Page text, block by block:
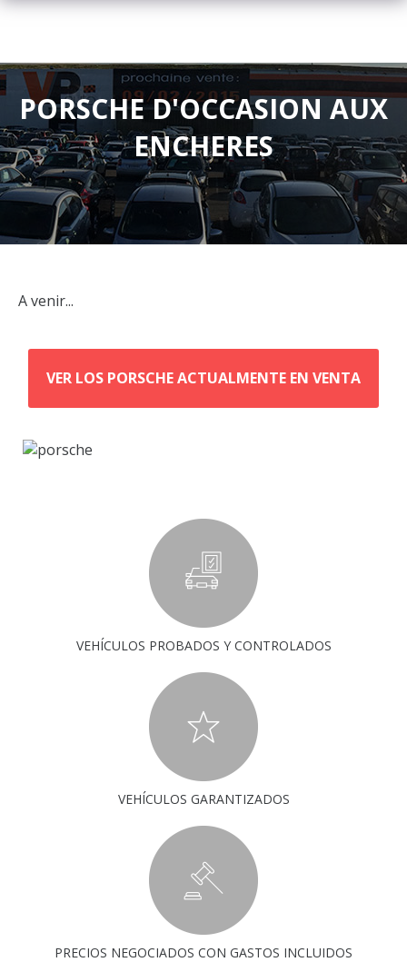
PORSCHE D'OCCASION AUX
ENCHERES
A venir...
VER LOS PORSCHE ACTUALMENTE EN VENTA
VEHÍCULOS PROBADOS Y CONTROLADOS
VEHÍCULOS GARANTIZADOS
PRECIOS NEGOCIADOS CON GASTOS INCLUIDOS